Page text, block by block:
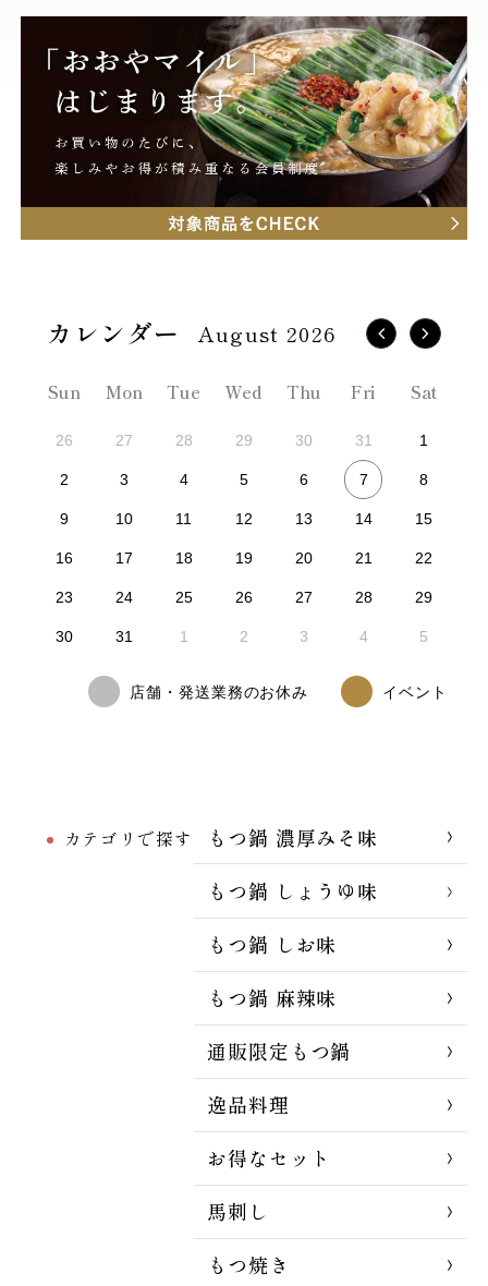
カテゴリで探す
もつ鍋 濃厚みそ味
もつ鍋 しょうゆ味
もつ鍋 しお味
もつ鍋 麻辣味
通販限定もつ鍋
逸品料理
お得なセット
馬刺し
もつ焼き
August 2026
Sun Mon Tue Wed Thu Fri Sat
26 27 28 29 30 31 1
2 3 4 5 6 7 8
9 10 11 12 13 14 15
16 17 18 19 20 21 22
23 24 25 26 27 28 29
30 31 1 2 3 4 5
店舗・発送業務のお休み イベント